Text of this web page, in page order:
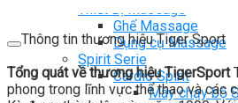
Thiết Bị Massage
Ghế Massage
Dụng cụ Massage
Spirit Serie
Cardio Spirit
Máy chạy bộ
Thông tin thương hiệu Tiger Sport
Tổng quát về thương hiệu TigerSport
phong trong lĩnh vực thể thao và các